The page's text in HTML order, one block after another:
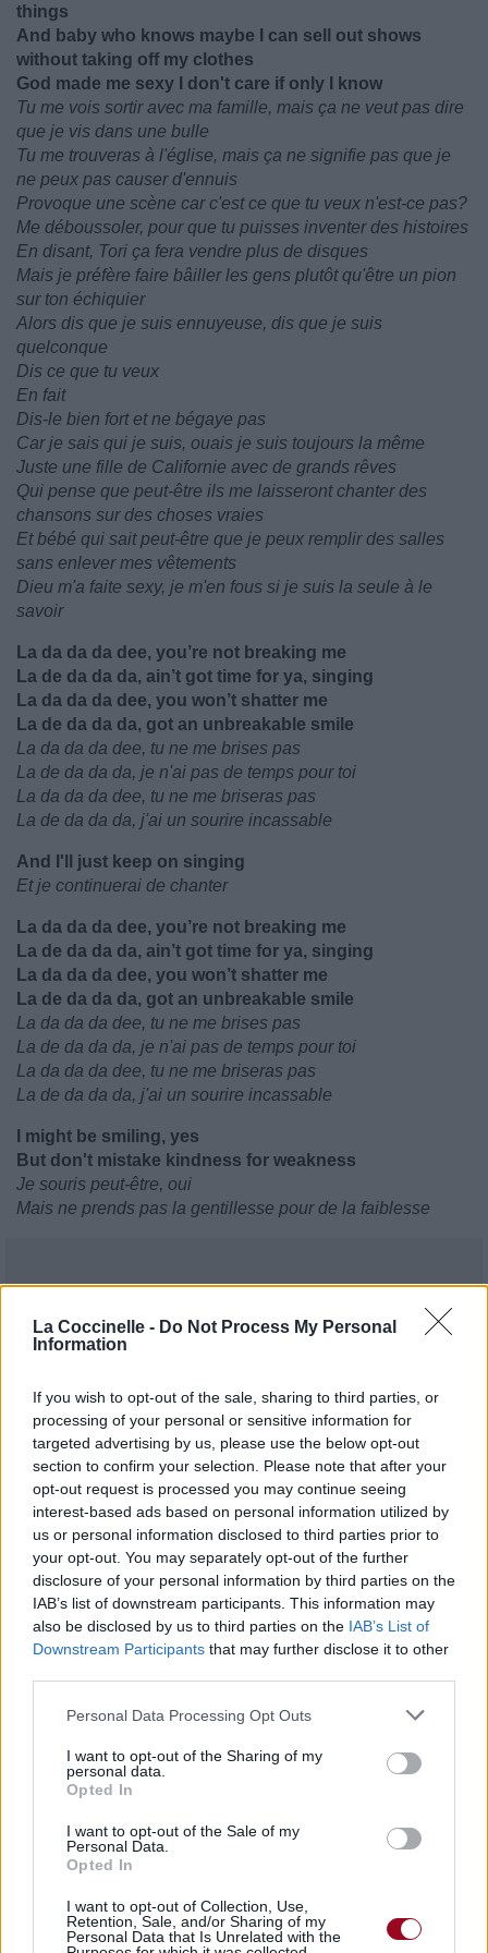
La Coccinelle - Do Not Process My Personal
Information
If you wish to opt-out of the sale, sharing to third parties, or
processing of your personal or sensitive information for
targeted advertising by us, please use the below opt-out
section to confirm your selection. Please note that after your
opt-out request is processed you may continue seeing
interest-based ads based on personal information utilized by
us or personal information disclosed to third parties prior to
your opt-out. You may separately opt-out of the further
disclosure of your personal information by third parties on the
IAB’s list of downstream participants. This information may
also be disclosed by us to third parties on the IAB’s List of
Downstream Participants that may further disclose it to other
Personal Data Processing Opt Outs
I want to opt-out of the Sharing of my
personal data.
Opted In
I want to opt-out of the Sale of my
Personal Data.
Opted In
I want to opt-out of Collection, Use,
Retention, Sale, and/or Sharing of my
Personal Data that Is Unrelated with the
things
And baby who knows maybe I can sell out shows
without taking off my clothes
God made me sexy I don't care if only I know
Tu me vois sortir avec ma famille, mais ça ne veut pas dire
que je vis dans une bulle
Tu me trouveras à l'église, mais ça ne signifie pas que je
ne peux pas causer d'ennuis
Provoque une scène car c'est ce que tu veux n'est-ce pas?
Me déboussoler, pour que tu puisses inventer des histoires
En disant, Tori ça fera vendre plus de disques
Mais je préfère faire bâiller les gens plutôt qu'être un pion
sur ton échiquier
Alors dis que je suis ennuyeuse, dis que je suis
quelconque
Dis ce que tu veux
En fait
Dis-le bien fort et ne bégaye pas
Car je sais qui je suis, ouais je suis toujours la même
Juste une fille de Californie avec de grands rêves
Qui pense que peut-être ils me laisseront chanter des
chansons sur des choses vraies
Et bébé qui sait peut-être que je peux remplir des salles
sans enlever mes vêtements
Dieu m'a faite sexy, je m'en fous si je suis la seule à le
savoir
La da da da dee, you’re not breaking me
La de da da da, ain’t got time for ya, singing
La da da da dee, you won’t shatter me
La de da da da, got an unbreakable smile
La da da da dee, tu ne me brises pas
La de da da da, je n'ai pas de temps pour toi
La da da da dee, tu ne me briseras pas
La de da da da, j'ai un sourire incassable
And I'll just keep on singing
Et je continuerai de chanter
La da da da dee, you’re not breaking me
La de da da da, ain’t got time for ya, singing
La da da da dee, you won’t shatter me
La de da da da, got an unbreakable smile
La da da da dee, tu ne me brises pas
La de da da da, je n'ai pas de temps pour toi
La da da da dee, tu ne me briseras pas
La de da da da, j'ai un sourire incassable
I might be smiling, yes
But don't mistake kindness for weakness
Je souris peut-être, oui
Mais ne prends pas la gentillesse pour de la faiblesse
Albums : Unbreakable Smile
Paroles + Traduction
Commentaires